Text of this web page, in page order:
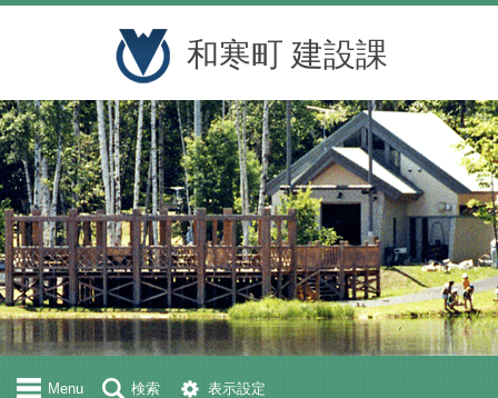
和寒町 建設課
Menu 検索 表示設定